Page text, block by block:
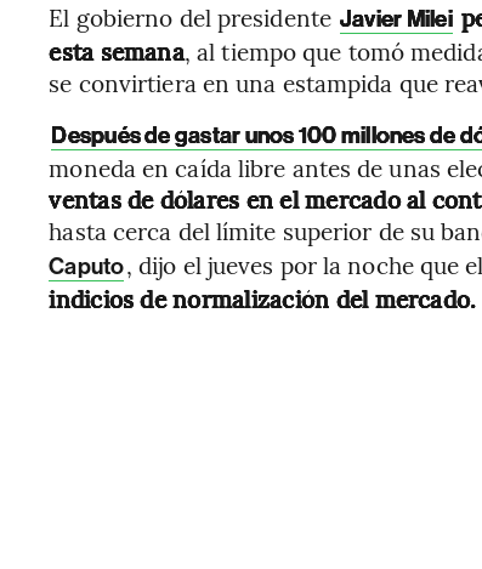
El gobierno del presidente Javier Milei
esta semana, al tiempo que tomó
se convirtiera en una estampida que
Después de gastar unos 100 millones de
moneda en caída libre antes de unas
ventas de dólares en el mercado al
hasta cerca del límite superior de su
Caputo, dijo el jueves por la noche que el
indicios de normalización del mercado.